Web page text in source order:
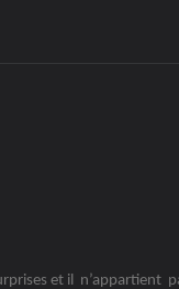
et il n’appartient